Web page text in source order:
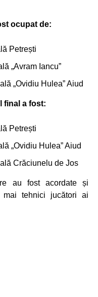
ocupat de:
Petrești
„Avram Iancu”
„Ovidiu Hulea” Aiud
final a fost:
Petrești
„Ovidiu Hulea” Aiud
Crăciunelu de Jos
au fost acordate și
mai tehnici jucători ai